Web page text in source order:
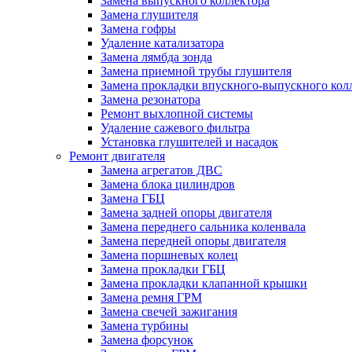
Замена глушителя
Замена гофры
Удаление катализатора
Замена лямбда зонда
Замена приемной трубы глушителя
Замена прокладки впускного-выпускного
Замена резонатора
Ремонт выхлопной системы
Удаление сажевого фильтра
Установка глушителей и насадок
Ремонт двигателя
Замена агрегатов ДВС
Замена блока цилиндров
Замена ГБЦ
Замена задней опоры двигателя
Замена переднего сальника коленвала
Замена передней опоры двигателя
Замена поршневых колец
Замена прокладки ГБЦ
Замена прокладки клапанной крышки
Замена ремня ГРМ
Замена свечей зажигания
Замена турбины
Замена форсунок